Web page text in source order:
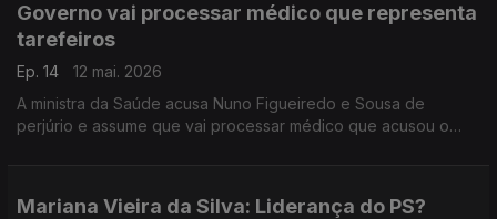
Governo vai processar médico que representa
tarefeiros
Ep. 14
12 mai. 2026
A ministra da Saúde acusa Nuno Figueiredo e Sousa de
perjúrio e assume que vai processar médico que acusou o
Mariana Vieira da Silva: Liderança do PS?